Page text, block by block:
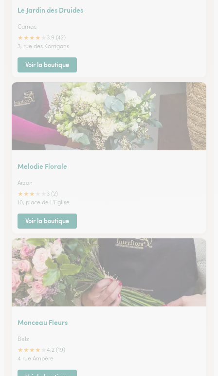
Le Jardin des Druides
Carnac
★★★★
3.9 (42)
3, rue des Korrigans
Voir la boutique
Melodie Florale
Arzon
★★★
3 (2)
10, place de L'Eglise
Voir la boutique
Monceau Fleurs
Belz
★★★★
4.2 (19)
4 rue Ampère